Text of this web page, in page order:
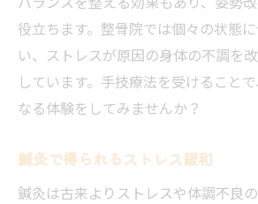
役立ちます。整骨院では個々の状態
い、ストレスが原因の身体の不調を
しています。手技療法を受けること
なる体験をしてみませんか？
鍼灸で得られるストレス緩和
鍼灸は古来よりストレスや体調不良